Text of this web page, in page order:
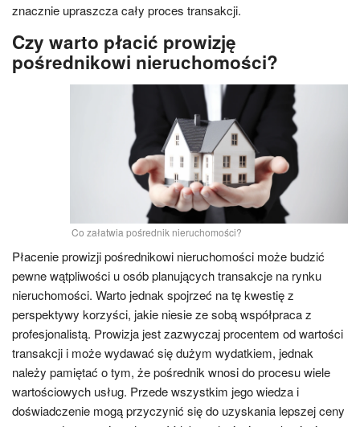
znacznie upraszcza cały proces transakcji.
Czy warto płacić prowizję
pośrednikowi nieruchomości?
Co załatwia pośrednik nieruchomości?
Płacenie prowizji pośrednikowi nieruchomości może budzić
pewne wątpliwości u osób planujących transakcje na rynku
nieruchomości. Warto jednak spojrzeć na tę kwestię z
perspektywy korzyści, jakie niesie ze sobą współpraca z
profesjonalistą. Prowizja jest zazwyczaj procentem od wartości
transakcji i może wydawać się dużym wydatkiem, jednak
należy pamiętać o tym, że pośrednik wnosi do procesu wiele
wartościowych usług. Przede wszystkim jego wiedza i
doświadczenie mogą przyczynić się do uzyskania lepszej ceny